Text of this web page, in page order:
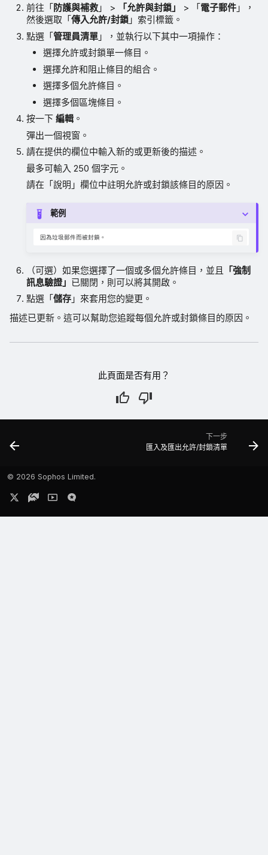
前往「 防護與補救 」 > 「允許與封鎖」 > 「 電子郵件 」，
然後選取「傳入允許/封鎖 」索引標籤。
點選「管理員清單 」，並執行以下其中一項操作：
選擇允許或封鎖單一條目。
選擇允許和阻止條目的組合。
選擇多個允許條目。
選擇多個區塊條目。
按一下編輯 。
彈出一個視窗。
請在提供的欄位中輸入新的或更新後的描述。
最多可輸入 250 個字元。
請在「說明」欄位中註明允許或封鎖該條目的原因。
範例
（可選）如果您選擇了一個或多個允許條目，並且
「強制
訊息驗證」 已關閉，則可以將其開啟。
點選「儲存 」來套用您的變更。
描述已更新。這可以幫助您追蹤每個允許或封鎖條目的原因。
此頁面是否有用？
下一步
匯入及匯出允許/封鎖清單
© 2026 Sophos Limited.